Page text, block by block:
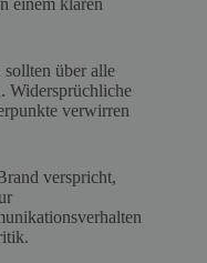
sollten über alle
Widersprüchliche
verwirren
verspricht,